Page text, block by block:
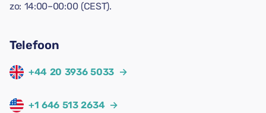
zo: 14:00–00:00 (CEST).
Telefoon
+44 20 3936 5033 →
+1 646 513 2634 →